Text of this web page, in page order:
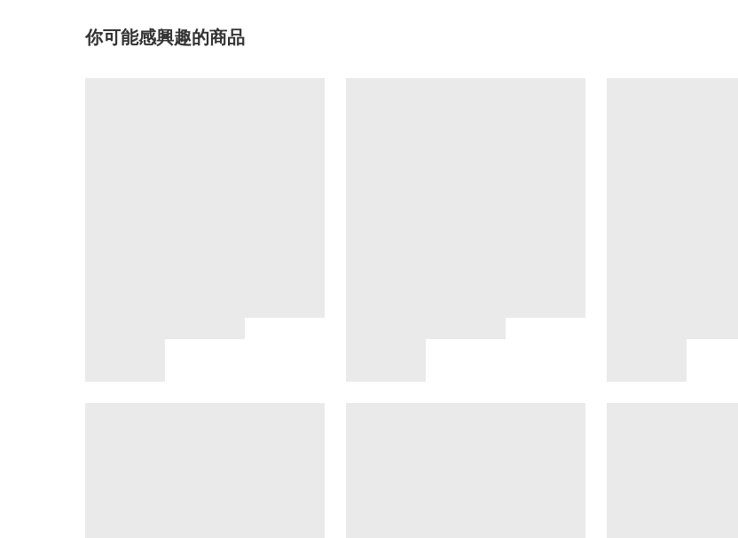
你可能感興趣的商品